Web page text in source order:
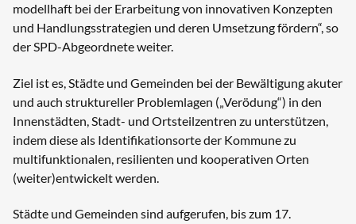
modellhaft bei der Erarbeitung von innovativen Konzepten
und Handlungsstrategien und deren Umsetzung fördern“, so
der SPD-Abgeordnete weiter.
Ziel ist es, Städte und Gemeinden bei der Bewältigung akuter
und auch struktureller Problemlagen („Verödung“) in den
Innenstädten, Stadt- und Ortsteilzentren zu unterstützen,
indem diese als Identifikationsorte der Kommune zu
multifunktionalen, resilienten und kooperativen Orten
(weiter)entwickelt werden.
Städte und Gemeinden sind aufgerufen, bis zum 17.